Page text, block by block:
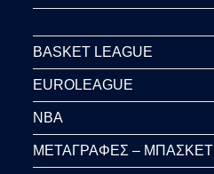
BASKET LEAGUE
EUROLEAGUE
NBA
ΜΕΤΑΓΡΑΦΕΣ – ΜΠΑΣΚΕΤ